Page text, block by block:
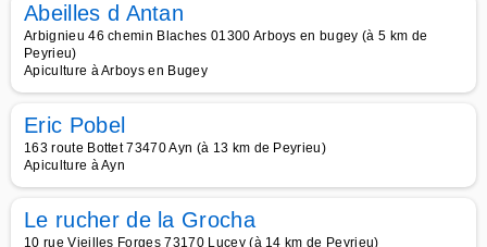
Abeilles d Antan
Arbignieu 46 chemin Blaches 01300 Arboys en bugey (à 5 km de
Peyrieu)
Apiculture à Arboys en Bugey
Eric Pobel
163 route Bottet 73470 Ayn (à 13 km de Peyrieu)
Apiculture à Ayn
Le rucher de la Grocha
10 rue Vieilles Forges 73170 Lucey (à 14 km de Peyrieu)